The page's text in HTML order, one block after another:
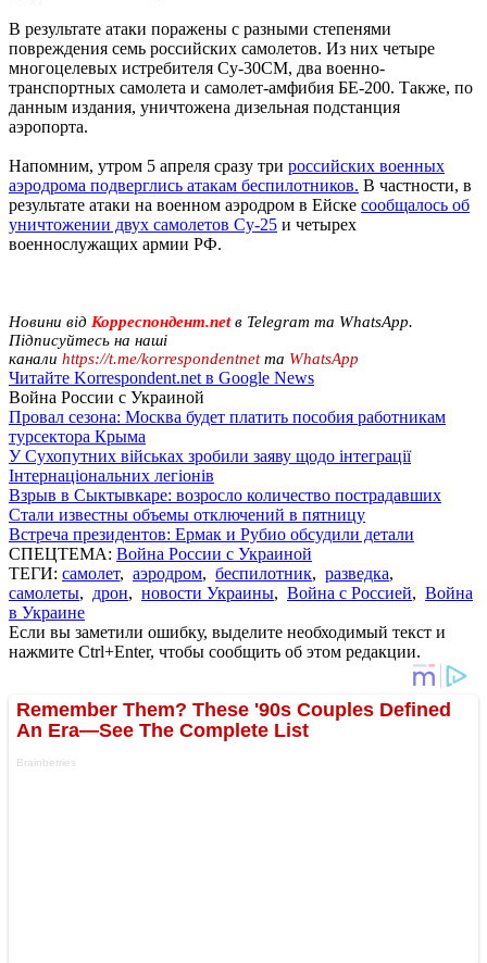
В результате атаки поражены с разными степенями
повреждения семь российских самолетов. Из них четыре
многоцелевых истребителя Су-30СМ, два военно-
транспортных самолета и самолет-амфибия БЕ-200. Также, по
данным издания, уничтожена дизельная подстанция
аэропорта.
Напомним, утром 5 апреля сразу три российских военных
аэродрома подверглись атакам беспилотников. В частности, в
результате атаки на военном аэродром в Ейске сообщалось об
уничтожении двух самолетов Су-25 и четырех
военнослужащих армии РФ.
Новини від Корреспондент.netв Telegram та WhatsApp.
Підписуйтесь на наші
канали https://t.me/korrespondentnetта WhatsApp
Читайте Korrespondent.net в Google News
Война России с Украиной
Провал сезона: Москва будет платить пособия работникам
турсектора Крыма
У Сухопутних військах зробили заяву щодо інтеграції
Інтернаціональних легіонів
Взрыв в Сыктывкаре: возросло количество пострадавших
Стали известны объемы отключений в пятницу
Встреча президентов: Ермак и Рубио обсудили детали
СПЕЦТЕМА: Война России с Украиной
ТЕГИ: самолет, аэродром, беспилотник, разведка,
самолеты, дрон, новости Украины, Война с Россией, Война
в Украине
Если вы заметили ошибку, выделите необходимый текст и
нажмите Ctrl+Enter, чтобы сообщить об этом редакции.